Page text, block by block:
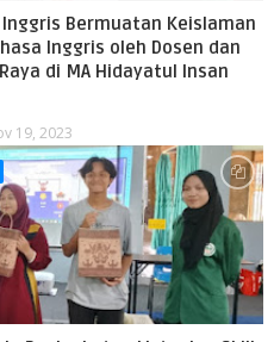
Bermuatan Keislaman
Inggris oleh Dosen dan
di MA Hidayatul Insan
19, 2023